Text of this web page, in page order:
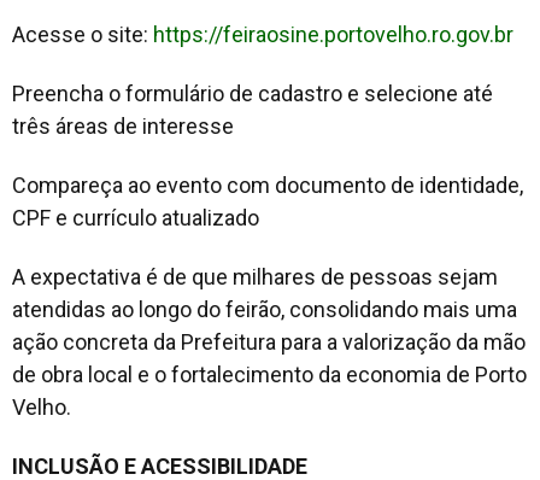
Acesse o site: https://feiraosine.portovelho.ro.gov.br
Preencha o formulário de cadastro e selecione até
três áreas de interesse
Compareça ao evento com documento de identidade,
CPF e currículo atualizado
A expectativa é de que milhares de pessoas sejam
atendidas ao longo do feirão, consolidando mais uma
ação concreta da Prefeitura para a valorização da mão
de obra local e o fortalecimento da economia de Porto
Velho.
INCLUSÃO E ACESSIBILIDADE